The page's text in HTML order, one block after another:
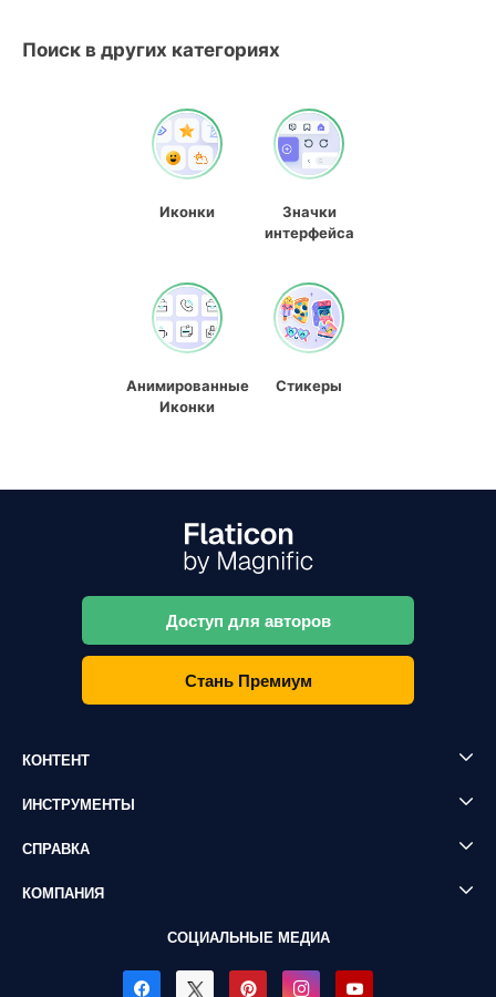
Поиск в других категориях
Иконки
Значки
интерфейса
Анимированные
Иконки
Стикеры
Доступ для авторов
Стань Премиум
КОНТЕНТ
ИНСТРУМЕНТЫ
СПРАВКА
КОМПАНИЯ
СОЦИАЛЬНЫЕ МЕДИА